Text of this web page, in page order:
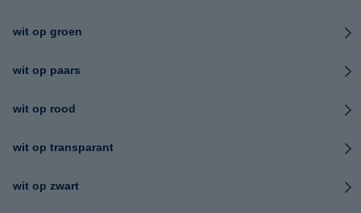
wit op groen
wit op paars
wit op rood
wit op transparant
wit op zwart